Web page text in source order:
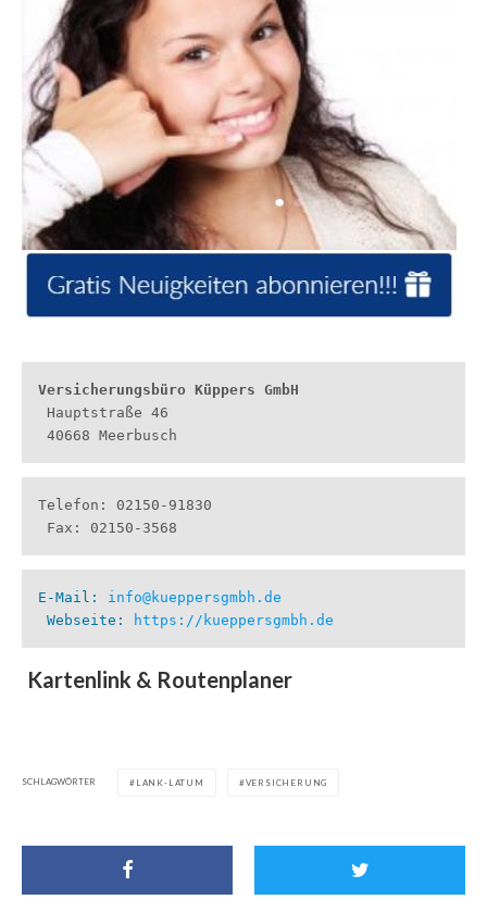
40668 Meerbusch
Telefon: 02150-91830
Fax: 02150-3568
E-Mail: info@kueppersgmbh.de
Webseite:
https://kueppersgmbh.de
Kartenlink & Routenplaner
SCHLAGWÖRTER LANK-LATUM VERSICHERUNG